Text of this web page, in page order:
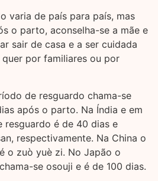
varia de país para país, mas
o parto, aconselha-se a mãe e
sair de casa e a ser cuidada
por familiares ou por
de resguardo chama-se
após o parto. Na Índia e em
resguardo é de 40 dias e
respectivamente. Na China o
o zuò yuè zi. No Japão o
se osouji e é de 100 dias.